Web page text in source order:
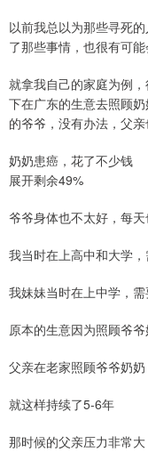
以前我总以为那些寻死
了那些事情，也很有可能
就拿我自己的家庭为例
下在广东的生意去照顾
的爷爷，没有办法，父亲
奶奶患癌，花了不少钱
展开剩余49%
爷爷身体也不太好，每
我当时在上高中和大学
我妹妹当时在上中学，
原本的生意因为照顾爷
父亲在老家照顾爷爷奶
就这样持续了5-6年
那时候的父亲压力非常